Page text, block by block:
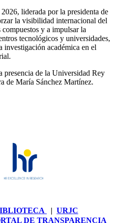
liderada por la presidenta de
la visibilidad internacional del
y a impulsar la
tecnológicos y universidades,
investigación académica en el
presencia de la Universidad Rey
de María Sánchez Martínez.
| URJC
DE TRANSPARENCIA